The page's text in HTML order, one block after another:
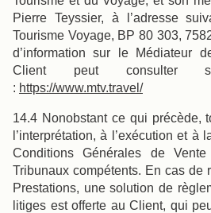
Pierre Teyssier, à l’adresse
Tourisme Voyage, BP 80 303,
d’information sur le Médiateur
Client peut consulter
: https://www.mtv.travel/
14.4 Nonobstant ce qui précède,
l’interprétation, à l’exécution et à
Conditions Générales de
Tribunaux compétents. En cas de
Prestations, une solution de
litiges est offerte au Client, qui